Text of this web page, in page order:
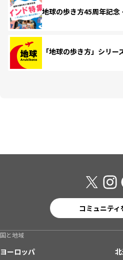
地球の歩き方45周年記念
「地球の歩き方」シリー
コミュニティ
国と地域
ヨーロッパ